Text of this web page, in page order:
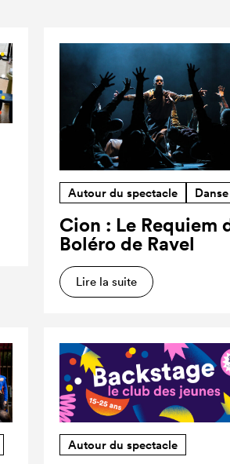
Autour du spectacle Danse
Cion : Le Requiem
Boléro de Ravel
Lire la suite
Autour du spectacle